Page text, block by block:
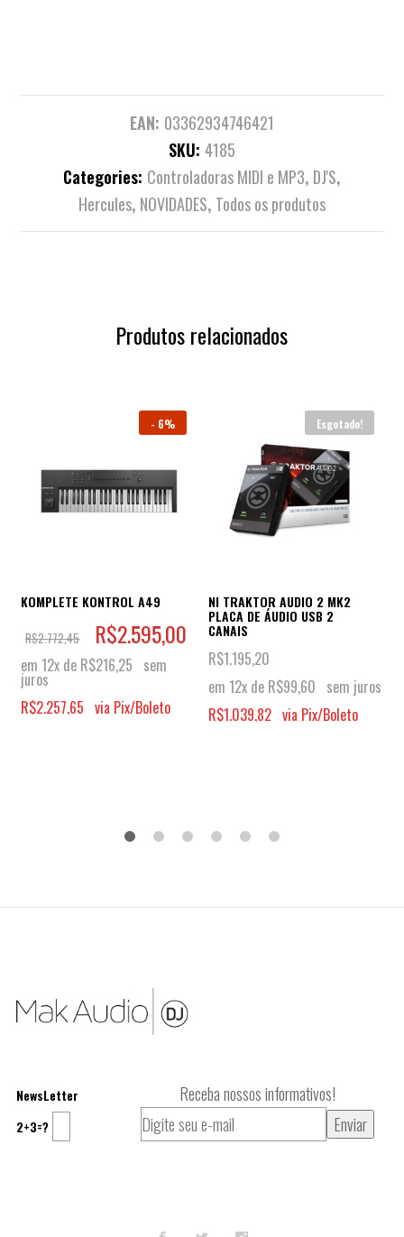
EAN: 03362934746421
SKU: 4185
Categories: Controladoras MIDI e MP3, DJ'S,
Hercules, NOVIDADES, Todos os produtos
Produtos relacionados
- 6%
KOMPLETE KONTROL A49
R$2.772,45 R$2.595,00
em 12x de R$216,25 sem
juros
R$2.257,65 via Pix/Boleto
Esgotado!
NI TRAKTOR AUDIO 2 MK2
PLACA DE ÁUDIO USB 2
CANAIS
R$1.195,20
em 12x de R$99,60 sem juros
R$1.039,82 via Pix/Boleto
NewsLetter Receba nossos informativos!
2+3=?